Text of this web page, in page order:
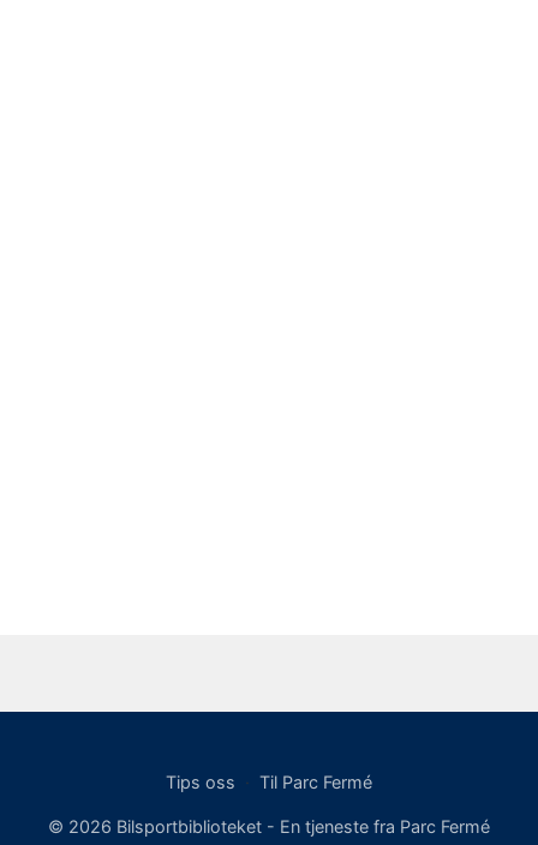
Tips oss · Til Parc Fermé
© 2026 Bilsportbiblioteket - En tjeneste fra Parc Fermé